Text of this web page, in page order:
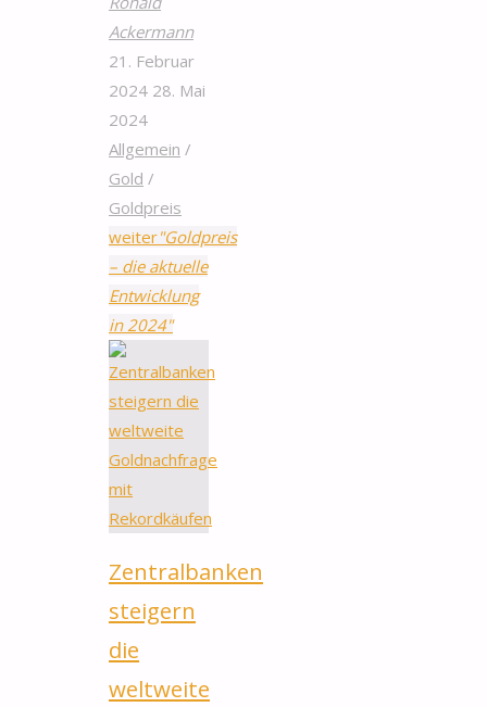
Ackermann
21. Februar
2024 28. Mai
2024
Allgemein /
Gold /
Goldpreis
weiter"Goldpreis
– die aktuelle
Entwicklung
in 2024"
Zentralbanken
steigern
die
weltweite